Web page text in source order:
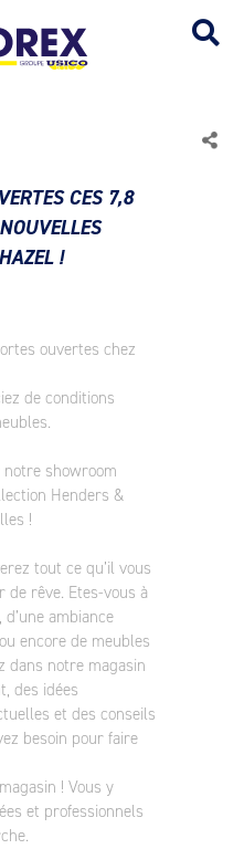
CES 7,8
!
ouvertes chez
de conditions
notre showroom
Henders &
!
tout ce qu’il vous
rêve. Etes-vous à
ambiance
encore de meubles
dans notre magasin
des idées
et des conseils
besoin pour faire
! Vous y
et professionnels